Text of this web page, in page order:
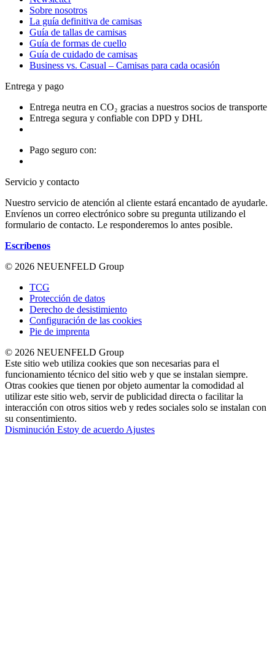
Sobre nosotros
La guía definitiva de camisas
Guía de tallas de camisas
Guía de formas de cuello
Guía de cuidado de camisas
Business vs. Casual – Camisas para cada ocasión
Entrega y pago
Entrega neutra en CO₂ gracias a nuestros socios de transporte
Entrega segura y confiable con DPD y DHL
Pago seguro con:
Servicio y contacto
Nuestro servicio de atención al cliente estará encantado de ayudarle.
Envíenos un correo electrónico sobre su pregunta utilizando el
formulario de contacto. Le responderemos lo antes posible.
Escríbenos
© 2026 NEUENFELD Group
TCG
Protección de datos
Derecho de desistimiento
Configuración de las cookies
Pie de imprenta
© 2026 NEUENFELD Group
Este sitio web utiliza cookies que son necesarias para el
funcionamiento técnico del sitio web y que se instalan siempre.
Otras cookies que tienen por objeto aumentar la comodidad al
utilizar este sitio web, servir de publicidad directa o facilitar la
interacción con otros sitios web y redes sociales solo se instalan con
su consentimiento.
Disminución Estoy de acuerdo Ajustes